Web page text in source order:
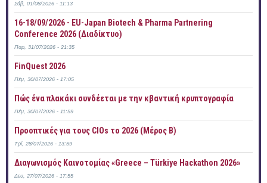
Σάβ, 01/08/2026 - 11:13
16-18/09/2026 - EU-Japan Biotech & Pharma Partnering
Conference 2026 (Διαδίκτυο)
Παρ, 31/07/2026 - 21:35
FinQuest 2026
Πέμ, 30/07/2026 - 17:05
Πώς ένα πλακάκι συνδέεται με την κβαντική κρυπτογραφία
Πέμ, 30/07/2026 - 11:59
Προοπτικές για τους CIOs το 2026 (Μέρος Β)
Τρί, 28/07/2026 - 13:59
Διαγωνισμός Καινοτομίας «Greece – Türkiye Hackathon 2026»
Δευ, 27/07/2026 - 17:55